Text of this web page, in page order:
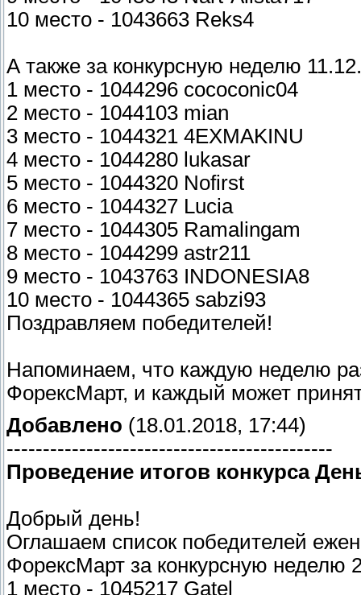
10 место - 1043663 Reks4
А также за конкурсную неделю
1 место - 1044296 cococonic04
2 место - 1044103 mian
3 место - 1044321 4EXMAKINU
4 место - 1044280 lukasar
5 место - 1044320 Nofirst
6 место - 1044327 Lucia
7 место - 1044305 Ramalingam
8 место - 1044299 astr211
9 место - 1043763 INDONESIA8
10 место - 1044365 sabzi93
Поздравляем победителей!
Напоминаем, что каждую неделю
ФорексМарт, и каждый может
Добавлено (18.01.2018, 17:44)
---------------------------------------------
Проведение итогов конкурса
Добрый день!
Оглашаем список победителей
ФорексМарт за конкурсную неделю
1 место - 1045217 Gatel